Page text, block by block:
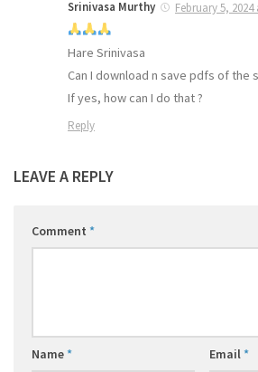
Srinivasa Murthy February 5, 2024
Hare Srinivasa
Can I download n save pdfs of the
If yes, how can I do that ?
Reply
LEAVE A REPLY
Comment *
Name* Email*